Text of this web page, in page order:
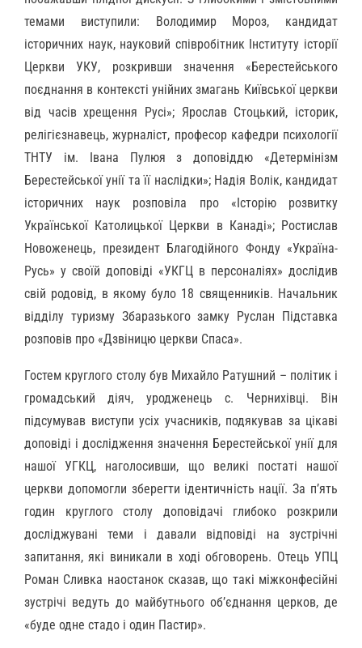
темами виступили: Володимир Мороз, кандидат
історичних наук, науковий співробітник Інституту історії
Церкви УКУ, розкривши значення «Берестейського
поєднання в контексті унійних змагань Київської церкви
від часів хрещення Русі»; Ярослав Стоцький, історик,
релігієзнавець, журналіст, професор кафедри психології
ТНТУ ім. Івана Пулюя з доповіддю «Детермінізм
Берестейської унії та її наслідки»; Надія Волік, кандидат
історичних наук розповіла про «Історію розвитку
Української Католицької Церкви в Канаді»; Ростислав
Новоженець, президент Благодійного Фонду «Україна-
Русь» у своїй доповіді «УКГЦ в персоналіях» дослідив
свій родовід, в якому було 18 священників. Начальник
відділу туризму Збаразького замку Руслан Підставка
розповів про «Дзвіницю церкви Спаса».
Гостем круглого столу був Михайло Ратушний – політик і
громадський діяч, уродженець с. Чернихівці. Він
підсумував виступи усіх учасників, подякував за цікаві
доповіді і дослідження значення Берестейської унії для
нашої УГКЦ, наголосивши, що великі постаті нашої
церкви допомогли зберегти ідентичність нації. За п’ять
годин круглого столу доповідачі глибоко розкрили
досліджувані теми і давали відповіді на зустрічні
запитання, які виникали в ході обговорень. Отець УПЦ
Роман Сливка наостанок сказав, що такі міжконфесійні
зустрічі ведуть до майбутнього об’єднання церков, де
«буде одне стадо і один Пастир».